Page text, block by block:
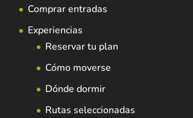
Comprar entradas
Experiencias
Reservar tu plan
Cómo moverse
Dónde dormir
Rutas seleccionadas